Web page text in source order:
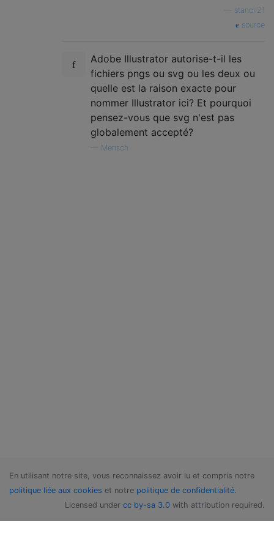
stancil21
source
Adobe Illustrator autorise-t-il les
fichiers pngs ou svg ou les deux ou
quelle est la raison exacte pour
nommer Illustrator ici? Et pourquoi
pensez-vous que svg n'est pas
globalement accepté?
Mensch
En utilisant notre site, vous reconnaissez avoir lu et compris notre
politique liée aux cookies et notre politique de confidentialité.
Licensed under cc by-sa 3.0 with attribution required.